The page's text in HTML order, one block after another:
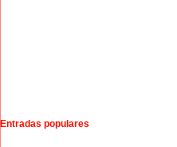
Entradas populares